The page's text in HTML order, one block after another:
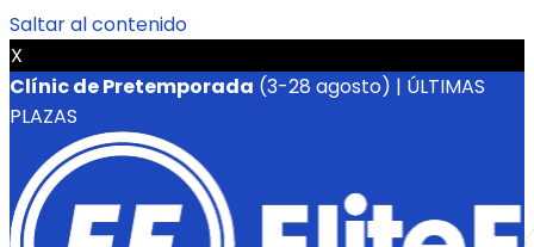
Saltar al contenido
X
Clínic de Pretemporada (3-28 agosto) | ÚLTIMAS
PLAZAS